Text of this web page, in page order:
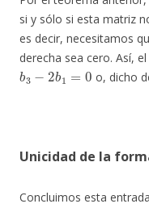
si y sólo si esta matriz
es decir, necesitamos
derecha sea cero. Así,
b3−2b 1=0
o, dicho
Unicidad de la
Concluimos esta